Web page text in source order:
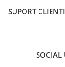
SUPORT CLIENTI
SOCIAL